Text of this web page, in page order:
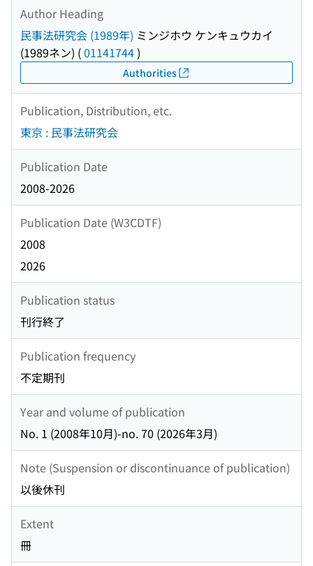
Author Heading
民事法研究会 (1989年) ミンジホウ ケンキュウカイ
(1989ネン) (01141744)
Authorities
Publication, Distribution, etc.
東京 : 民事法研究会
Publication Date
2008-2026
Publication Date (W3CDTF)
2008
2026
Publication status
刊行終了
Publication frequency
不定期刊
Year and volume of publication
No. 1 (2008年10月)-no. 70 (2026年3月)
Note (Suspension or discontinuance of publication)
以後休刊
Extent
冊